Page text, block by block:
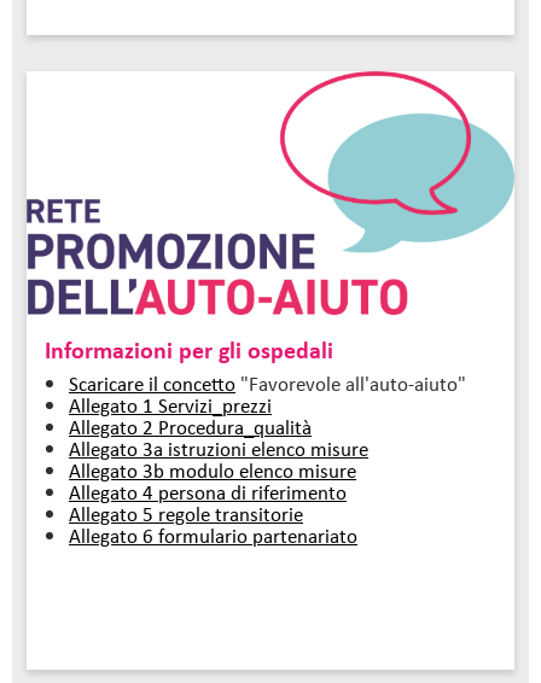
Informazioni per gli ospedali
Scaricare il concetto "Favorevole all'auto-aiuto"
Allegato 1 Servizi_prezzi
Allegato 2 Procedura_qualità
Allegato 3a istruzioni elenco misure
Allegato 3b modulo elenco misure
Allegato 4 persona di riferimento
Allegato 5 regole transitorie
Allegato 6 formulario partenariato